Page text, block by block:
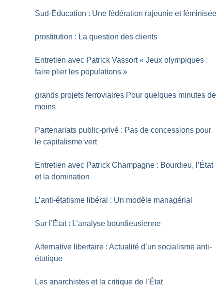
Sud-Éducation : Une fédération rajeunie et féminisée
prostitution : La question des clients
Entretien avec Patrick Vassort « Jeux olympiques :
faire plier les populations »
grands projets ferroviaires Pour quelques minutes de
moins
Partenariats public-privé : Pas de concessions pour
le capitalisme vert
Entretien avec Patrick Champagne : Bourdieu, l’État
et la domination
L’anti-étatisme libéral : Un modèle managérial
Sur l’État : L’analyse bourdieusienne
Alternative libertaire : Actualité d’un socialisme anti-
étatique
Les anarchistes et la critique de l’État